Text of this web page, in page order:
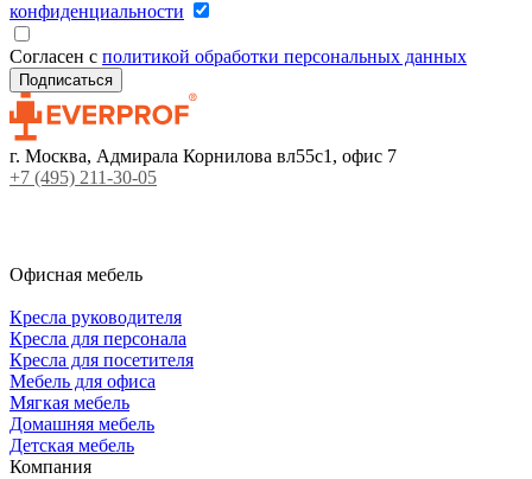
конфиденциальности
Согласен с политикой обработки персональных данных
г. Москва, Адмирала Корнилова вл55с1, офис 7
+7 (495) 211-30-05
Офисная мебель
Кресла руководителя
Кресла для персонала
Кресла для посетителя
Мебель для офиса
Мягкая мебель
Домашняя мебель
Детская мебель
Компания